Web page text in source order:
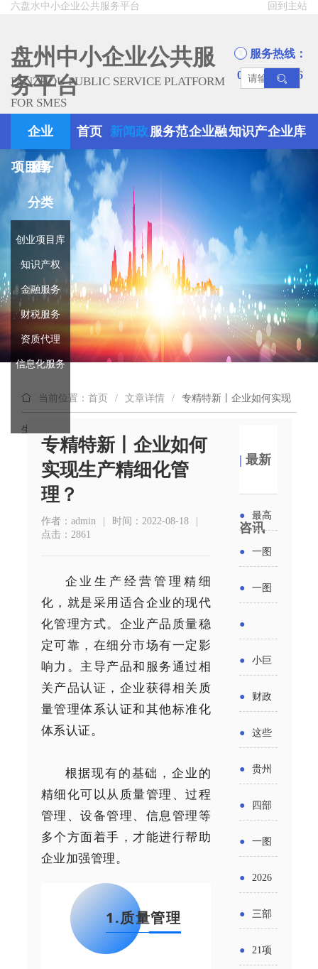
回到主站
六盘水中小企业公共服务平台
盘州中小企业公共服
务平台
PANZHOU PUBLIC SERVICE PLATFORM
FOR SMES
服务热线：
0858-8945666
企业
服务
分类
创业项目库
知识产权
金融服务
财税服务
资质代理
信息化服务
首页 新闻政
策
服务范企业融知识产企业库
项目库
当前位置：首页 / 文章详情 / 专精特新丨企业如何实现
生产精细化管理？
专精特新丨企业如何
实现生产精细化管
理？
作者：admin | 时间：2022-08-18
|
点击：2861
企业生产经营管理精细
化，就是采用适合企业的现代
化管理方式。企业产品质量稳
定可靠，在细分市场有一定影
响力。主导产品和服务通过相
关产品认证，企业获得相关质
量管理体系认证和其他标准化
体系认证。
根据现有的基础，企业的
精细化可以从质量管理、过程
管理、设备管理、信息管理等
多个方面着手，才能进行帮助
企业加强管理。
1.质量管理
|最新
咨讯
● 最高
元！贵
州开展
2026年
轮汽车
销活动
● 一图
省科技
成果转
化中试
报工作
● 一图
出台酒
类新规
酒企出
点关注
●
小企业
发展环
境评估
发布
解）
● 小巨
了？工
信部准
备怎么
● 财政
继续实
施专精
特新中
财政奖
● 这些
贷款，
最高可
获1.5%
政贴息
● 贵州
举措激
发各类
经营主
● 四部
求做好
帮扶小
额信贷
● 一图
法及其
实施条
● 2026
金投向
● 三部
● 21项